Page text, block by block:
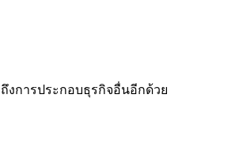
งการประกอบธุรกิจอื่นอีกด้วย